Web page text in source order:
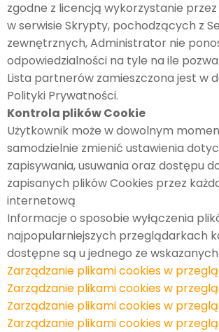
zgodne z licencją wykorzystanie
w serwisie Skrypty, pochodzących z
zewnętrznych, Administrator nie
odpowiedzialności na tyle na ile
Lista partnerów zamieszczona jest w
Polityki Prywatności.
Kontrola plików Cookie
Użytkownik może w dowolnym
samodzielnie zmienić ustawienia
zapisywania, usuwania oraz dostępu
zapisanych plików Cookies przez
internetową
Informacje o sposobie wyłączenia
najpopularniejszych przeglądarkach
dostępne są u jednego ze
Zarządzanie plikami cookies w
Zarządzanie plikami cookies w
Zarządzanie plikami cookies w
Zarządzanie plikami cookies w